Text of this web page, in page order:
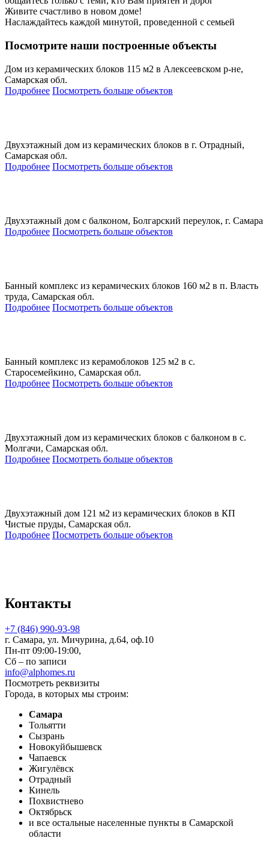
Живите счастливо в новом доме!
Наслаждайтесь каждой минутой, проведенной с семьей
Посмотрите наши построенные объекты
Дом из керамических блоков 115 м2 в Алексеевском р-не,
Самарская обл.
Подробнее Посмотреть больше объектов
Двухэтажный дом из керамических блоков в г. Отрадный,
Самарская обл.
Подробнее Посмотреть больше объектов
Двухэтажный дом с балконом, Болгарский переулок, г. Самара
Подробнее Посмотреть больше объектов
Банный комплекс из керамических блоков 160 м2 в п. Власть
труда, Самарская обл.
Подробнее Посмотреть больше объектов
Банный комплекс из керамоблоков 125 м2 в с.
Старосемейкино, Самарская обл.
Подробнее Посмотреть больше объектов
Двухэтажный дом из керамических блоков с балконом в с.
Молгачи, Самарская обл.
Подробнее Посмотреть больше объектов
Двухэтажный дом 121 м2 из керамических блоков в КП
Чистые пруды, Самарская обл.
Подробнее Посмотреть больше объектов
Контакты
+7 (846) 990-93-98
г. Самара, ул. Мичурина, д.64, оф.10
Пн-пт 09:00-19:00,
Сб – по записи
info@alphomes.ru
Посмотреть реквизиты
Города, в которых мы строим:
Самара
Тольятти
Сызрань
Новокуйбышевск
Чапаевск
Жигулёвск
Отрадный
Кинель
Похвистнево
Октябрьск
и все остальные населенные пункты в Самарской
области